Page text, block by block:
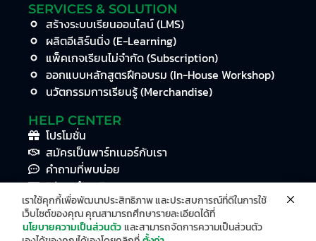
SERVICES & SOLUTION
สร้างระบบเรียนออนไลน์ (LMS)
ผลิตอีเลิร์นนิ่ง (E-Learning)
แพ็คเกจเรียนไม่จำกัด (Subscription)
ออกแบบหลักสูตรฝึกอบรม (In-House Workshop)
นวัตกรรมการเรียนรู้ (Merchandise)
HELP CENTER
โปรโมชั่น
สมัครเป็นพาร์ทเนอร์กับเรา
คำถามที่พบบ่อย
วิธีการชำระเงิน
ดาวน์โหลดคู่มือการใช้งาน
ตรวจสอบวุฒิบัตร
เราใช้คุกกี้เพื่อพัฒนาประสิทธิภาพ และประสบการณ์ที่ดีในการใช้
เว็บไซต์ของคุณ คุณสามารถศึกษารายละเอียดได้ที่
นโยบายความเป็นส่วนตัวและสามารถจัดการความเป็นส่วนตัว